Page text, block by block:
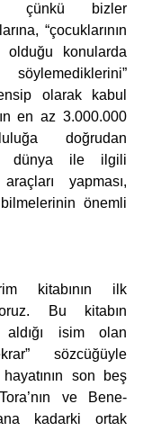
çünkü bizler
“çocuklarının
olduğu konularda
olarak kabul
en az 3.000.000
doğrudan
dünya ile ilgili
yapması,
önemli
kitabının ilk
Bu kitabın
isim olan
sözcüğüyle
hayatının son beş
ve Bene-
kadarki ortak